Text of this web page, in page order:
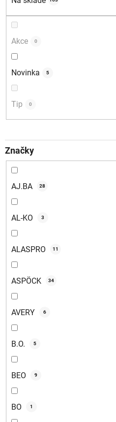
Akce 0
Novinka 5
Tip 0
Značky
AJ.BA 28
AL-KO 3
ALASPRO 11
ASPÖCK 34
AVERY 6
B.O. 5
BEO 9
BO 1